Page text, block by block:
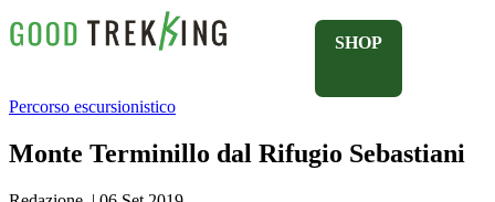
SHOP
Percorso escursionistico
Monte Terminillo dal Rifugio Sebastiani